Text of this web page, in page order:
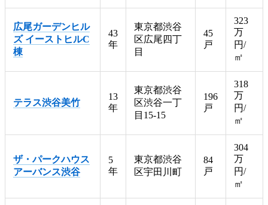
広尾ガーデンヒル
ズ イーストヒルC
棟
43
年
東京都渋谷
区広尾四丁
目
45
戸
323
万
円/
㎡
テラス渋谷美竹
13
年
東京都渋谷
区渋谷一丁
目15-15
196
戸
318
万
円/
㎡
ザ・パークハウス
アーバンス渋谷
5
年
東京都渋谷
区宇田川町
84
戸
304
万
円/
㎡